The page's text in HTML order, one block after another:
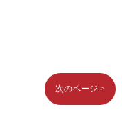
次のページ >